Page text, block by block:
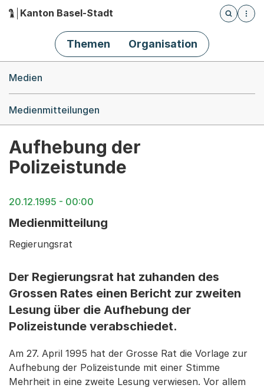
Hauptnavigation
Kanton Basel-Stadt
Öffnet
Themen Organisation
Medien
Medienmitteilungen
Aufhebung der
Polizeistunde
20.12.1995 - 00:00
Medienmitteilung
Regierungsrat
Der Regierungsrat hat zuhanden des
Grossen Rates einen Bericht zur zweiten
Lesung über die Aufhebung der
Polizeistunde verabschiedet.
Am 27. April 1995 hat der Grosse Rat die Vorlage zur
Aufhebung der Polizeistunde mit einer Stimme
Mehrheit in eine zweite Lesung verwiesen. Vor allem